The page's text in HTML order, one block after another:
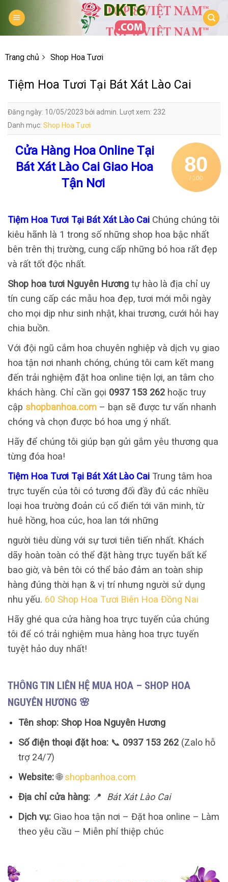
Trang chủ Shop Hoa Tươi
Tiệm Hoa Tươi Tại Bát Xát Lào Cai
Đăng ngày: 10/05/2023 bởi admin. Lượt xem: 232
Danh mục: Shop Hoa Tươi
80
/ 100
Cửa Hàng Hoa Online Tại
Bát Xát Lào Cai Giao Hoa
Tận Nơi
Tiệm Hoa Tươi Tại Bát Xát Lào Cai Chúng chúng tôi
kiêu hãnh là 1 trong số những shop hoa bậc nhất
bên trên thị trường, cung cấp những bó hoa rất đẹp
và rất tốt độc nhất.
Shop hoa tươi Nguyên Hương tự hào là địa chỉ uy
tín cung cấp các mẫu hoa đẹp, tươi mới mỗi ngày
cho mọi dịp như sinh nhật, khai trương, cưới hỏi hay
chia buồn.
Với đội ngũ cắm hoa chuyên nghiệp và dịch vụ giao
hoa tận nơi nhanh chóng, chúng tôi cam kết mang
đến trải nghiệm đặt hoa online tiện lợi, an tâm cho
khách hàng. Chỉ cần gọi 0937 153 262 hoặc truy
cập shopbanhoa.com – bạn sẽ được tư vấn nhanh
chóng và chọn được bó hoa ưng ý nhất.
Hãy để chúng tôi giúp bạn gửi gắm yêu thương qua
từng đóa hoa!
Tiệm Hoa Tươi Tại Bát Xát Lào Cai Trung tâm hoa
trực tuyến của tôi có tương đối đầy đủ các nhiều
loại hoa trường đoản cú cổ điển tới văn minh, từ
huê hồng, hoa cúc, hoa lan tới những
người tiêu dùng với sự tươi tiên tiến nhất. Khách
dãy hoàn toàn có thể đặt hàng trực tuyến bất kể
bao giờ, và bên tôi có thể bảo đảm an toàn ship
hàng đúng thời hạn & vị trí nhưng người sử dụng
nhu yếu. 60 Shop Hoa Tươi Biên Hoa Đồng Nai
Hãy ghé qua cửa hàng hoa trực tuyến của chúng
tôi để có trải nghiệm mua hàng hoa trực tuyến
tuyệt hảo duy nhất!
THÔNG TIN LIÊN HỆ MUA HOA – SHOP HOA
NGUYÊN HƯƠNG 🌸
Tên shop: Shop Hoa Nguyên Hương
Số điện thoại đặt hoa:📞 0937 153 262(Zalo hỗ
trợ 24/7)
Website:🌐shopbanhoa.com
Địa chỉ cửa hàng:📍
Bát Xát Lào Cai
Dịch vụ:Giao hoa tận nơi – Đặt hoa online – Làm
theo yêu cầu – Miễn phí thiệp chúc